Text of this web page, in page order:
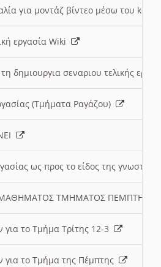
για μοντάζ βίντεο μέσω του
εργασία Wiki
δημιουργια σεναριου τελικής
(Τμήματα Ραγάζου)
ως προς το είδος της
ΜΑΘΗΜΑΤΟΣ ΤΜΗΜΑΤΟΣ
για το Τμήμα Τρίτης 12-3
για το Τμήμα της Πέμπτης